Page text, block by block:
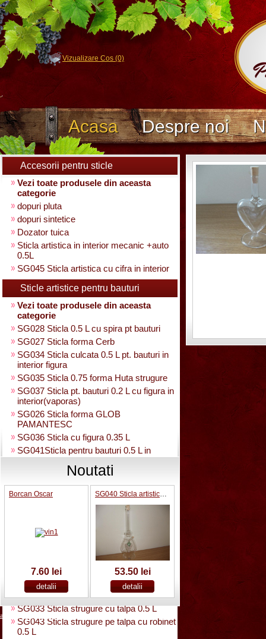
Vizualizare Cos (0)
Acasa Despre noi
Accesorii pentru sticle
Vezi toate produsele din aceasta
categorie
dopuri pluta
dopuri sintetice
Dozator tuica
Sticla artistica in interior mecanic +auto
0.5L
SG045 Sticla artistica cu cifra in interior
Sticle artistice pentru bauturi
Vezi toate produsele din aceasta
categorie
SG028 Sticla 0.5 L cu spira pt bauturi
SG027 Sticla forma Cerb
SG034 Sticla culcata 0.5 L pt. bauturi in
interior figura
SG035 Sticla 0.75 forma Huta strugure
SG037 Sticla pt. bauturi 0.2 L cu figura in
interior(vaporas)
SG026 Sticla forma GLOB
PAMANTESC
SG036 Sticla cu figura 0.35 L
SG041Sticla pentru bauturi 0.5 L in
interior strugure
SG040 Sticla artistica in interior strugure
umpluta 0.35 L
SG030 Sticla artistica Amfora
SG039 Sticla artistica in interior para
SG025 Sticla carte vizita 0.35 L
SG032 Sticla pentru bauturi0.35 L
SG029 Sticla rasucita cu numar
SG038 Sticla pentru bauturi cu 2 pahare
SG031 Sticla forma para 0.5 L cu talpa
SG033 Sticla strugure cu talpa 0.5 L
SG043 Sticla strugure pe talpa cu robinet
0.5 L
Noutati
Borcan Oscar
7.60 lei
SG040 Sticla artistica in interior strugure umpluta 0.35 L
53.50 lei
acasa contact cum cumpar